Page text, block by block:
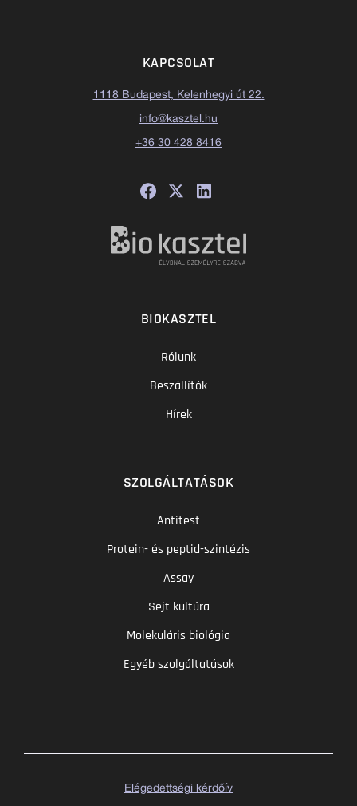
KAPCSOLAT
1118 Budapest, Kelenhegyi út 22.
info@kasztel.hu
+36 30 428 8416
BIOKASZTEL
Rólunk
Beszállítók
Hírek
SZOLGÁLTATÁSOK
Antitest
Protein- és peptid-szintézis
Assay
Sejt kultúra
Molekuláris biológia
Egyéb szolgáltatások
Elégedettségi kérdőív